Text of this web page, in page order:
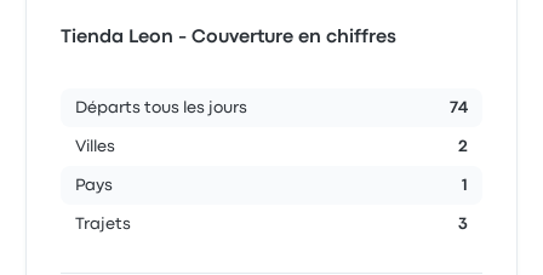
Tienda Leon - Couverture en chiffres
Départs tous les jours 74
Villes 2
Pays 1
Trajets 3